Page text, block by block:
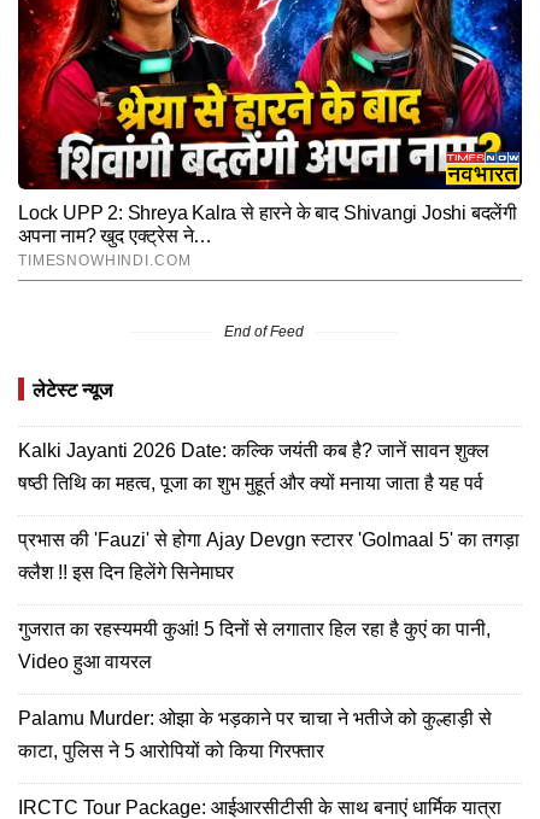
End of Feed
लेटेस्ट न्यूज
Kalki Jayanti 2026 Date: कल्कि जयंती कब है? जानें सावन शुक्ल
षष्ठी तिथि का महत्व, पूजा का शुभ मुहूर्त और क्यों मनाया जाता है यह पर्व
प्रभास की 'Fauzi' से होगा Ajay Devgn स्टारर 'Golmaal 5' का तगड़ा
क्लैश !! इस दिन हिलेंगे सिनेमाघर
गुजरात का रहस्यमयी कुआं! 5 दिनों से लगातार हिल रहा है कुएं का पानी,
Video हुआ वायरल
Palamu Murder: ओझा के भड़काने पर चाचा ने भतीजे को कुल्हाड़ी से
काटा, पुलिस ने 5 आरोपियों को किया गिरफ्तार
IRCTC Tour Package: आईआरसीटीसी के साथ बनाएं धार्मिक यात्रा